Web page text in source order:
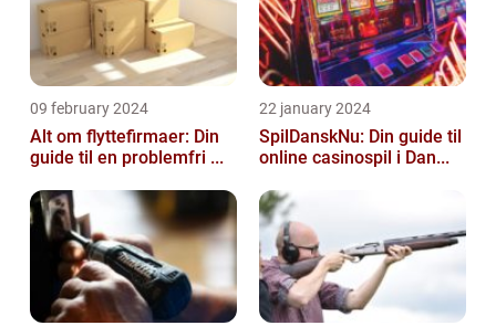
09 february 2024
Alt om flyttefirmaer: Din
guide til en problemfri ...
22 january 2024
SpilDanskNu: Din guide til
online casinospil i Dan...